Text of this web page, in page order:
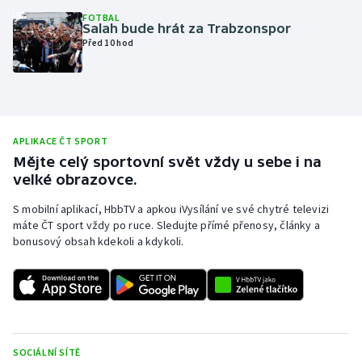
Olympijské hry
Parasport
Ragby
Rychlobruslení
Rychlostní kanoistika
Short track
FOTBAL
Salah bude hrát za Trabzonspor
Před 10 hod
APLIKACE ČT SPORT
Mějte celý sportovní svět vždy u sebe i na
velké obrazovce.
S mobilní aplikací, HbbTV a apkou iVysílání ve své chytré televizi
máte ČT sport vždy po ruce. Sledujte přímé přenosy, články a
bonusový obsah kdekoli a kdykoli.
SOCIÁLNÍ SÍTĚ